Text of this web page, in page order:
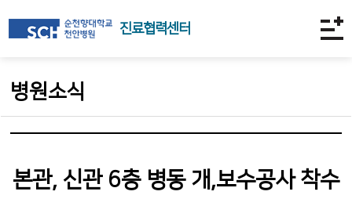
진료협력센터
병원소식
본관, 신관 6층 병동 개,보수공사 착수